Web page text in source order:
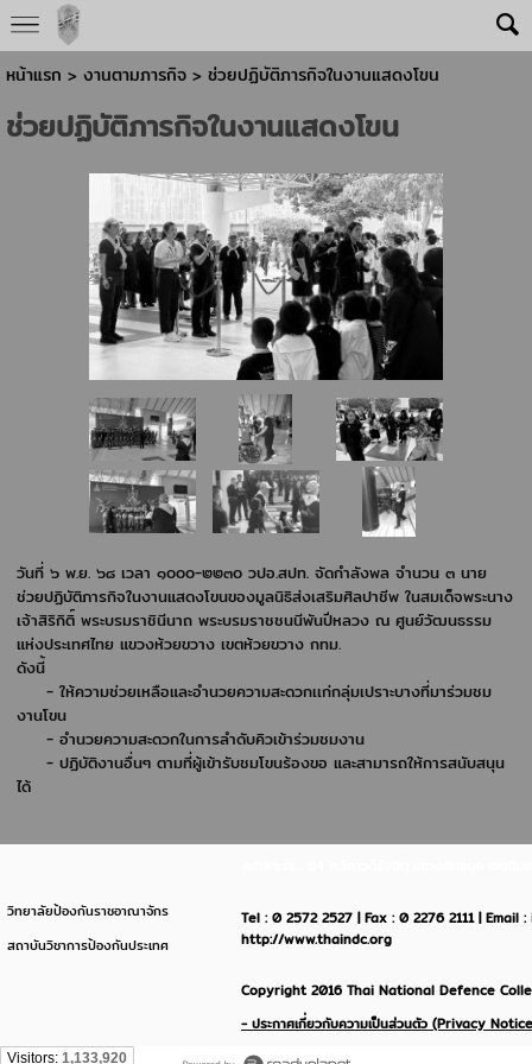
หน้าแรก > งานตามภารกิจ > ช่วยปฏิบัติภารกิจในงานแสดงโขน
ช่วยปฏิบัติภารกิจในงานแสดงโขน
วันที่ ๖ พ.ย. ๖๘ เวลา ๑๐๐๐-๒๒๓๐วปอ.สปท. จัดกำลังพล จำนวน ๓ นาย
ช่วยปฏิบัติภารกิจในงานแสดงโขนของมูลนิธิส่งเสริมศิลปาชีพ ในสมเด็จพระนาง
เจ้าสิริกิติ์ พระบรมราชินีนาถ พระบรมราชชนนีพันปีหลวง ณ ศูนย์วัฒนธรรม
แห่งประเทศไทย แขวงห้วยขวาง เขตห้วยขวาง กทม.
ดังนี้
- ให้ความช่วยเหลือและอำนวยความสะดวกเเก่กลุ่มเปราะบางที่มาร่วมชม
งานโขน
- อำนวยความสะดวกในการลำดับคิวเข้าร่วมชมงาน
- ปฏิบัติงานอื่นๆ ตามที่ผู้เข้ารับชมโขนร้องขอ และสามารถให้การสนับสนุน
ได้
วิทยาลัยป้องกันราชอาณาจักร
สถาบันวิชาการป้องกันประเทศ
Tel : 0 2572 2527 | Fax : 0 2276 2111 |
http://www.thaindc.org
Copyright 2016 Thai National Defence
- ประกาศเกี่ยวกับความเป็นส่วนตัว (Privacy
Visitors: 1,133,920